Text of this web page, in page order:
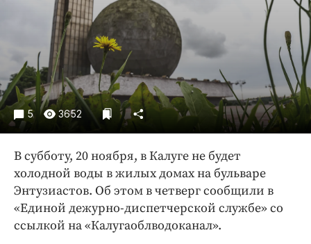
Общество
Погода
Праздники
Происшествия
Спорт
Экономика и бизнес
Блоги
Издания
Медиаперсона
Интересное чтиво
5 3652
В субботу, 20 ноября, в Калуге не будет
холодной воды в жилых домах на бульваре
Энтузиастов. Об этом в четверг сообщили в
«Единой дежурно-диспетчерской службе» со
ссылкой на «Калугаоблводоканал».